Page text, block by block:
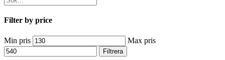
Filter by price
Min pris Max pris
Filtrera